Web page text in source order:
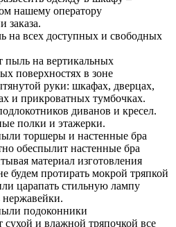
нашему оператору
заказа.
на всех доступных и свободных
пыль на вертикальных
поверхностях в зоне
руки: шкафах, дверцах,
и прикроватных тумбочках.
диванов и кресел.
полки и этажерки.
торшеры и настенные бра
обеспылит настенные бра
материал изготовления
будем протирать мокрой тряпкой
царапать стильную лампу
нержавейки.
подоконники
сухой и влажной тряпочкой все